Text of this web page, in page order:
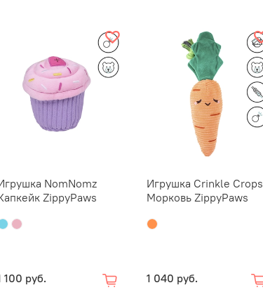
NomNomz
ZippyPaws
100 руб.
Игрушка Crinkle Crops
Морковь ZippyPaws
1 040 руб.